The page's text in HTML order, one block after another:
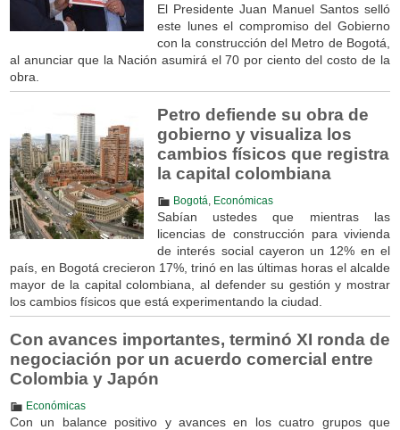
El Presidente Juan Manuel Santos selló
este lunes el compromiso del Gobierno
con la construcción del Metro de Bogotá,
al anunciar que la Nación asumirá el 70 por ciento del costo de la
obra.
Petro defiende su obra de
gobierno y visualiza los
cambios físicos que registra
la capital colombiana
Bogotá Económicas
Sabían ustedes que mientras las
licencias de construcción para vivienda
de interés social cayeron un 12% en el
país, en Bogotá crecieron 17%, trinó en las últimas horas el alcalde
mayor de la capital colombiana, al defender su gestión y mostrar
los cambios físicos que está experimentando la ciudad.
Con avances importantes, terminó XI ronda de
negociación por un acuerdo comercial entre
Colombia y Japón
Económicas
Con un balance positivo y avances en los cuatro grupos que